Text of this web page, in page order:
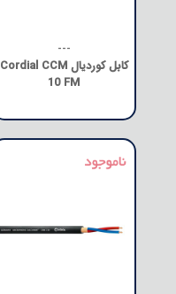
---
کابل کوردیال Cordial CCM
10 FM